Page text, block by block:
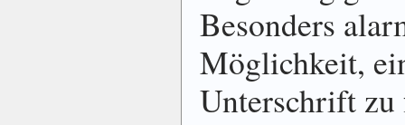
Besonders
Möglichkeit,
Unterschrift zu